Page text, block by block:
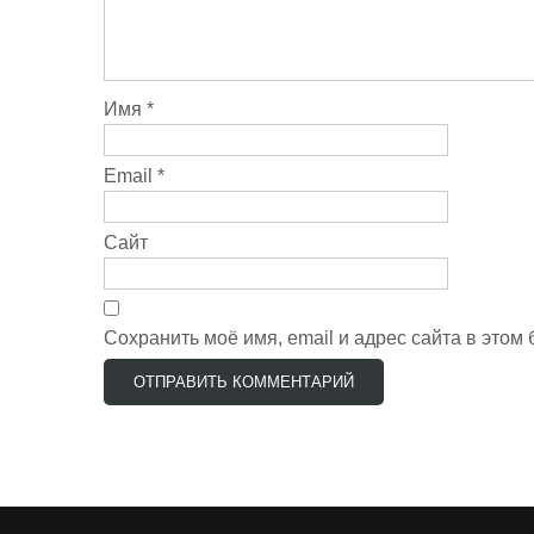
Имя *
Email *
Сайт
Сохранить моё имя, email и адрес сайта в